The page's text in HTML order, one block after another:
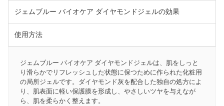
ジェムブルー バイオケア ダイヤモンドジェルの効果
使用方法
ジェムブルー バイオケア ダイヤモンドジェルは、肌をしっと
り滑らかでリフレッシュした状態に保つために作られた化粧用
の局所ジェルです。ダイヤモンド灰を配合した独自の処方によ
り、肌表面に軽い保護膜を形成し、やさしいツヤを与えなが
ら、肌を柔らかく整えます。